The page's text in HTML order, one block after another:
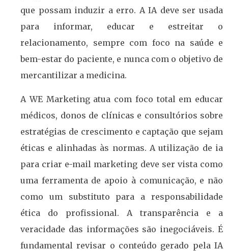
que possam induzir a erro. A IA deve ser usada
para informar, educar e estreitar o
relacionamento, sempre com foco na saúde e
bem-estar do paciente, e nunca com o objetivo de
mercantilizar a medicina.
A WE Marketing atua com foco total em educar
médicos, donos de clínicas e consultórios sobre
estratégias de crescimento e captação que sejam
éticas e alinhadas às normas. A utilização de ia
para criar e-mail marketing deve ser vista como
uma ferramenta de apoio à comunicação, e não
como um substituto para a responsabilidade
ética do profissional. A transparência e a
veracidade das informações são inegociáveis. É
fundamental revisar o conteúdo gerado pela IA